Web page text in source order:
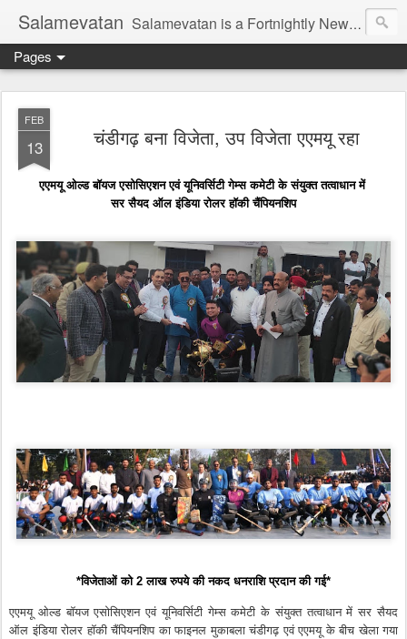
Salamevatan Salamevatan is a Fortnightly Newspaper published from Aligarh, India. Established on 15th August, 2003, the Newspaper aims to provide quality News, Views, Articles, Essays, interviews and many other things which are beneficial to the Common people of India, making them aware and helping them in performing their day to day activities more efficiently and effectively.
Pages
FEB
13 चंडीगढ़ बना विजेता, उप विजेता एएमयू रहा
एएमयू ओल्ड बॉयज एसोसिएशन एवं यूनिवर्सिटी गेम्स कमेटी के संयुक्त तत्वाधान में
सर सैयद ऑल इंडिया रोलर हॉकी चैंपियनशिप
*विजेताओं को 2 लाख रुपये की नकद धनराशि प्रदान की गई*
एएमयू ओल्ड बॉयज एसोसिएशन एवं यूनिवर्सिटी गेम्स कमेटी के संयुक्त तत्वाधान में सर सैयद
ऑल इंडिया रोलर हॉकी चैंपियनशिप का फाइनल मुकाबला चंडीगढ़ एवं एएमयू के बीच खेला गया